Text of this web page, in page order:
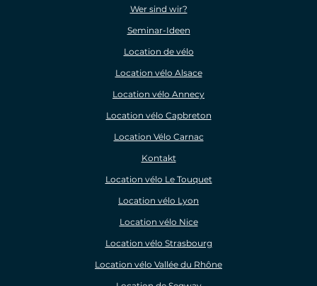
Wer sind wir?
Seminar-Ideen
Location de vélo
Location vélo Alsace
Location vélo Annecy
Location vélo Capbreton
Location Vélo Carnac
Kontakt
Location vélo Le Touquet
Location vélo Lyon
Location vélo Nice
Location vélo Strasbourg
Location vélo Vallée du Rhône